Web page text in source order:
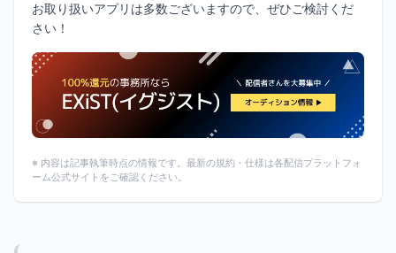
お取り扱いアプリは多数ございますので、ぜひご検討くだ
さい！
※ 内容は記事執筆時点の情報です。最新の規約・仕様は各配信プラットフォ
ーム公式サイトをご確認ください。